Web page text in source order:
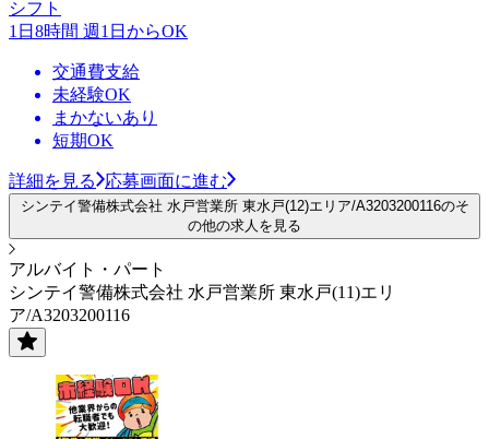
シフト
1日8時間 週1日からOK
交通費支給
未経験OK
まかないあり
短期OK
詳細を見る 応募画面に進む
シンテイ警備株式会社 水戸営業所 東水戸(12)エリア/A3203200116のそ
の他の求人を見る
アルバイト・パート
シンテイ警備株式会社 水戸営業所 東水戸(11)エリ
ア/A3203200116